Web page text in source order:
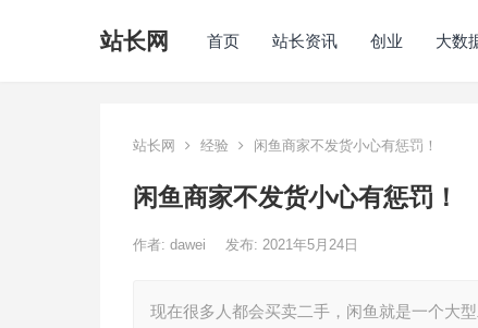
站长网 首页 站长资讯 创业 大数
站长网 经验 闲鱼商家不发货小心有惩罚！
闲鱼商家不发货小心有惩罚！
作者: dawei 发布: 2021年5月24日
现在很多人都会买卖二手，闲鱼就是一个大